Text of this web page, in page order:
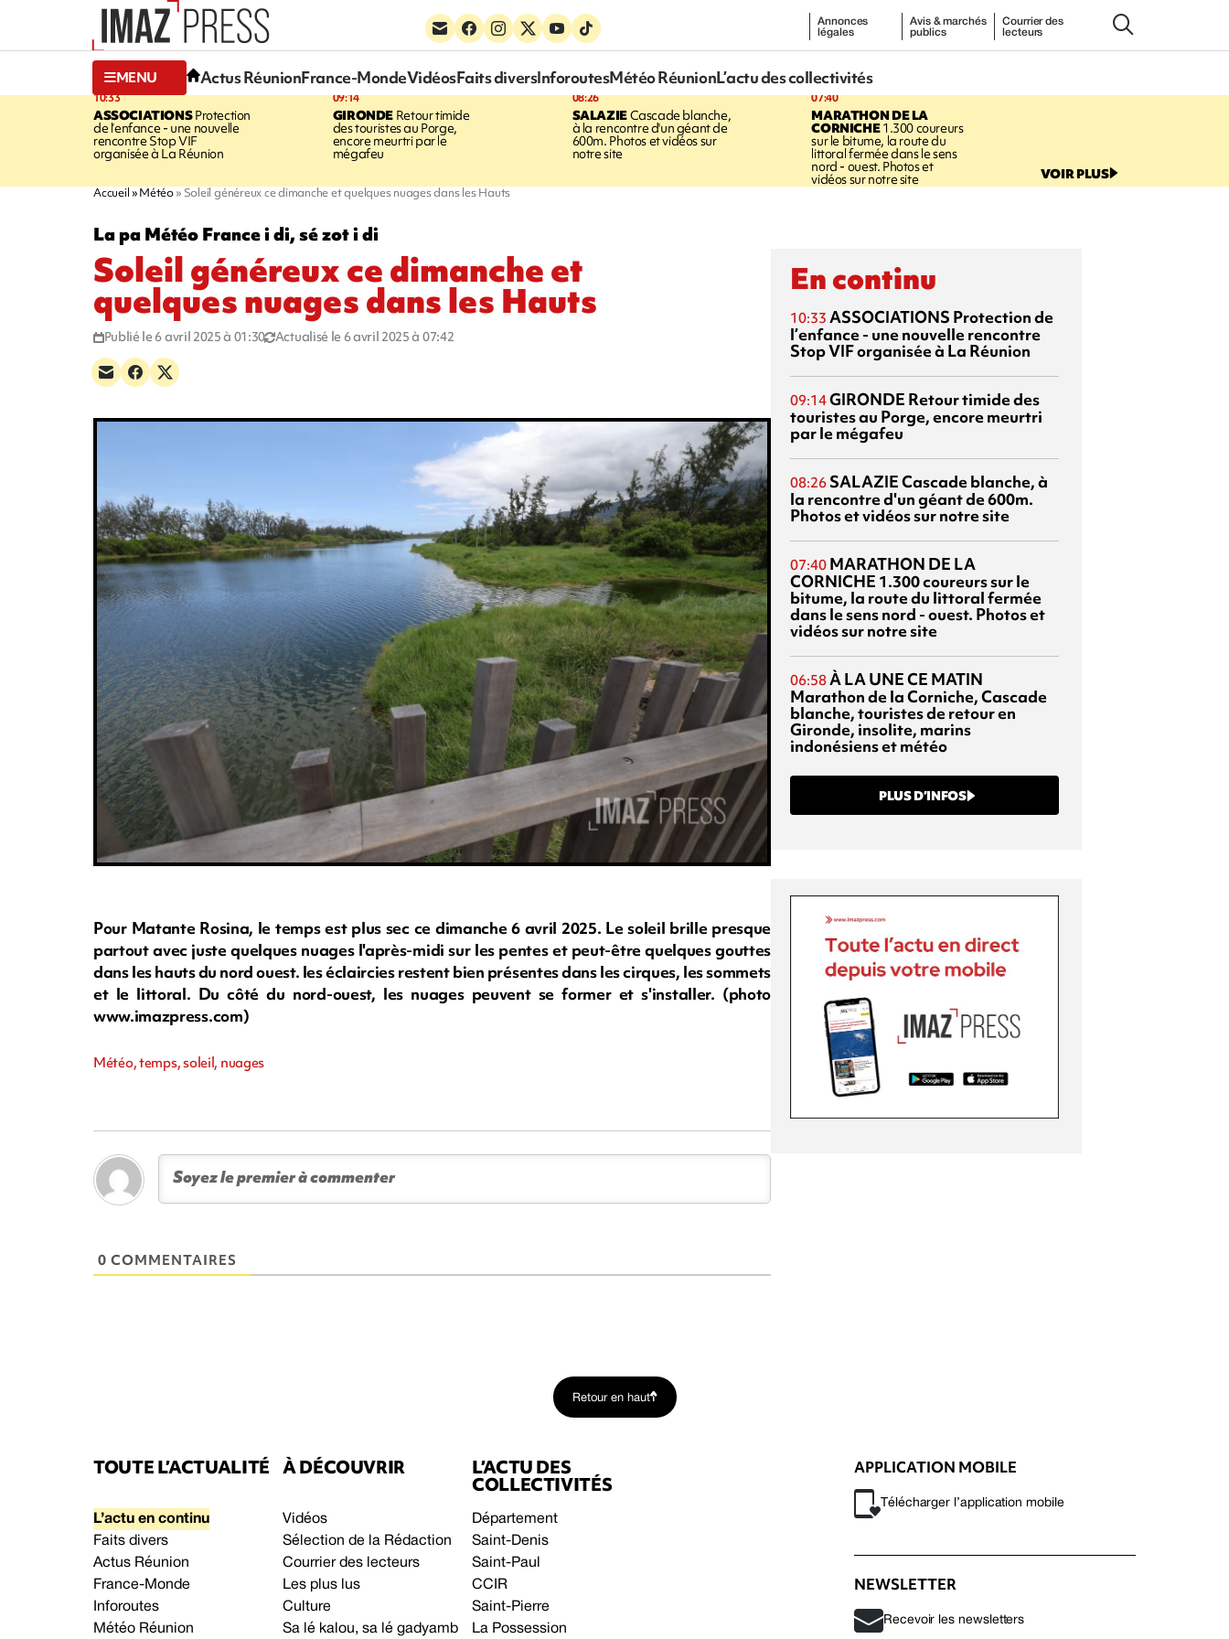
Annonces
légales
Avis & marchés
publics
Courrier des
lecteurs
MENU Actus RéunionFrance-MondeVidéosFaits diversInforoutesMétéo RéunionL’actu des collectivités
10:33
ASSOCIATIONSProtection
de l’enfance - une nouvelle
rencontre Stop VIF
organisée à La Réunion
09:14
GIRONDE Retour timide
des touristes au Porge,
encore meurtri par le
mégafeu
08:26
SALAZIECascade blanche,
à la rencontre d'un géant de
600m. Photos et vidéos sur
notre site
07:40
MARATHON DE LA
CORNICHE1.300 coureurs
sur le bitume, la route du
littoral fermée dans le sens
nord - ouest. Photos et
vidéos sur notre site VOIR PLUS
Accueil Météo Soleil généreux ce dimanche et quelques nuages dans les Hauts
La pa Météo France i di, sé zot i di
Soleil généreux ce dimanche et
quelques nuages dans les Hauts
Publié le 6 avril 2025 à 01:30 Actualisé le 6 avril 2025 à 07:42
Pour Matante Rosina, le temps est plus sec ce dimanche 6 avril 2025. Le soleil brille presque
partout avec juste quelques nuages l'après-midi sur les pentes et peut-être quelques gouttes
dans les hauts du nord ouest. les éclaircies restent bien présentes dans les cirques, les sommets
et le littoral. Du côté du nord-ouest, les nuages peuvent se former et s'installer. (photo
www.imazpress.com)
Météo, temps, soleil, nuages
0 COMMENTAIRES
En continu
10:33 ASSOCIATIONS Protection de
l’enfance - une nouvelle rencontre
Stop VIF organisée à La Réunion
09:14GIRONDE Retour timide des
touristes au Porge, encore meurtri
par le mégafeu
08:26 SALAZIECascade blanche, à
la rencontre d'un géant de 600m.
Photos et vidéos sur notre site
07:40 MARATHON DE LA
CORNICHE 1.300 coureurs sur le
bitume, la route du littoral fermée
dans le sens nord - ouest. Photos et
vidéos sur notre site
06:58À LA UNE CE MATIN
Marathon de la Corniche, Cascade
blanche, touristes de retour en
Gironde, insolite, marins
indonésiens et météo
PLUS D’INFOS
Retour en haut
TOUTE L’ACTUALITÉ
L’actu en continu
Faits divers
Actus Réunion
France-Monde
Inforoutes
Météo Réunion
À DÉCOUVRIR
Vidéos
Sélection de la Rédaction
Courrier des lecteurs
Les plus lus
Culture
Sa lé kalou, sa lé gadyamb
L’ACTU DES
COLLECTIVITÉS
Département
Saint-Denis
Saint-Paul
CCIR
Saint-Pierre
La Possession
APPLICATION MOBILE
Télécharger l’application mobile
NEWSLETTER
Recevoir les newsletters